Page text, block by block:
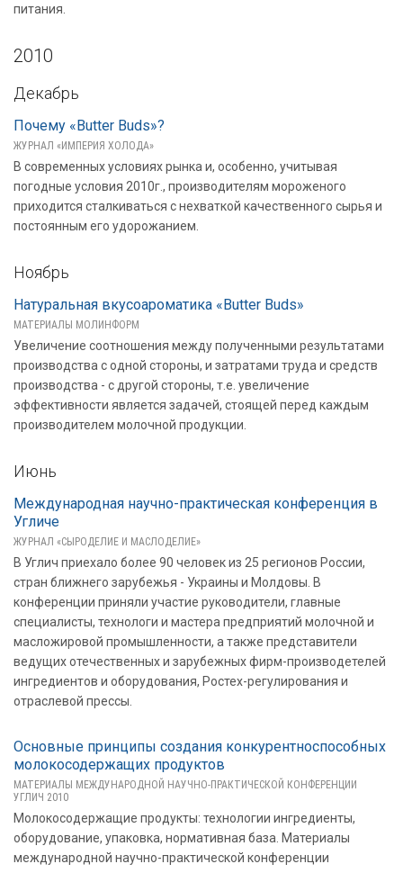
питания.
2010
Декабрь
Почему «Butter Buds»?
ЖУРНАЛ «ИМПЕРИЯ ХОЛОДА»
В современных условиях рынка и, особенно, учитывая
погодные условия 2010г., производителям мороженого
приходится сталкиваться с нехваткой качественного сырья и
постоянным его удорожанием.
Ноябрь
Натуральная вкусоароматика «Butter Buds»
МАТЕРИАЛЫ МОЛИНФОРМ
Увеличение соотношения между полученными результатами
производства с одной стороны, и затратами труда и средств
производства - с другой стороны, т.е. увеличение
эффективности является задачей, стоящей перед каждым
производителем молочной продукции.
Июнь
Международная научно-практическая конференция в
Угличе
ЖУРНАЛ «СЫРОДЕЛИЕ И МАСЛОДЕЛИЕ»
В Углич приехало более 90 человек из 25 регионов России,
стран ближнего зарубежья - Украины и Молдовы. В
конференции приняли участие руководители, главные
специалисты, технологи и мастера предприятий молочной и
масложировой промышленности, а также представители
ведущих отечественных и зарубежных фирм-производетелей
ингредиентов и оборудования, Ростех-регулирования и
отраслевой прессы.
Основные принципы создания конкурентноспособных
молокосодержащих продуктов
МАТЕРИАЛЫ МЕЖДУНАРОДНОЙ НАУЧНО-ПРАКТИЧЕСКОЙ КОНФЕРЕНЦИИ
УГЛИЧ 2010
Молокосодержащие продукты: технологии ингредиенты,
оборудование, упаковка, нормативная база. Материалы
международной научно-практической конференции